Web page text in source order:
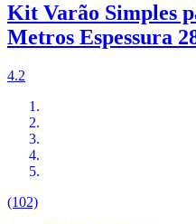
Kit Varão Simples
Metros Espessura
4.2
(102)